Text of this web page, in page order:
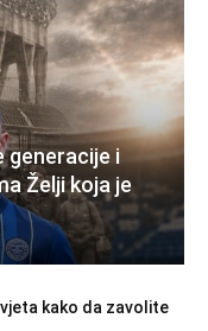
generacije i
Želji koja je
kako da zavolite